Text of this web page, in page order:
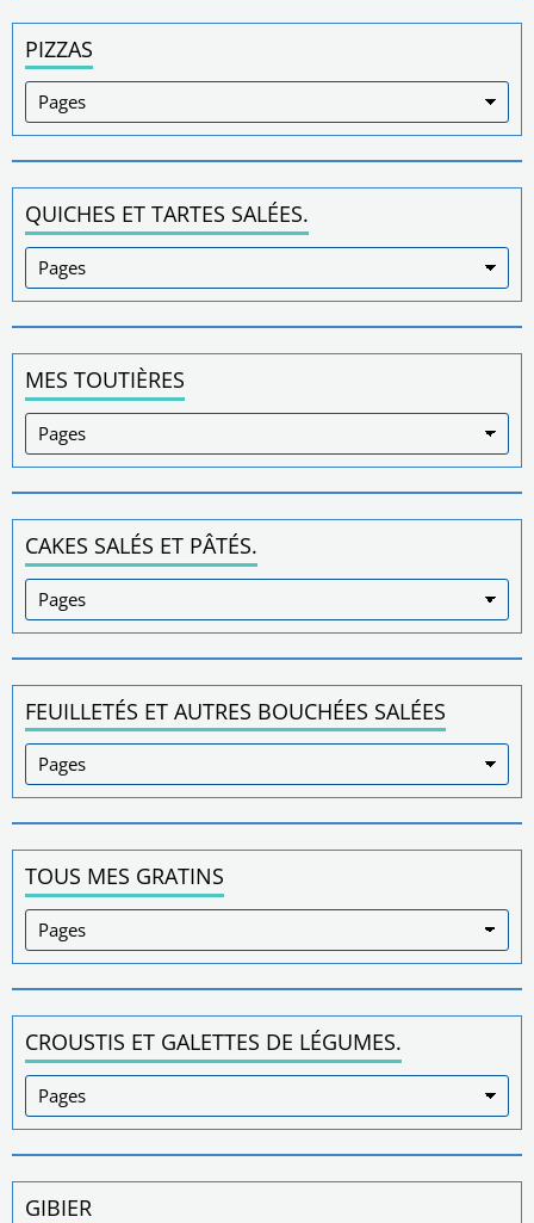
PIZZAS
QUICHES ET TARTES SALÉES.
MES TOUTIÈRES
CAKES SALÉS ET PÂTÉS.
FEUILLETÉS ET AUTRES BOUCHÉES SALÉES
TOUS MES GRATINS
CROUSTIS ET GALETTES DE LÉGUMES.
GIBIER